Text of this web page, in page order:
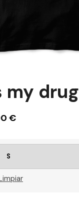
my drug
€